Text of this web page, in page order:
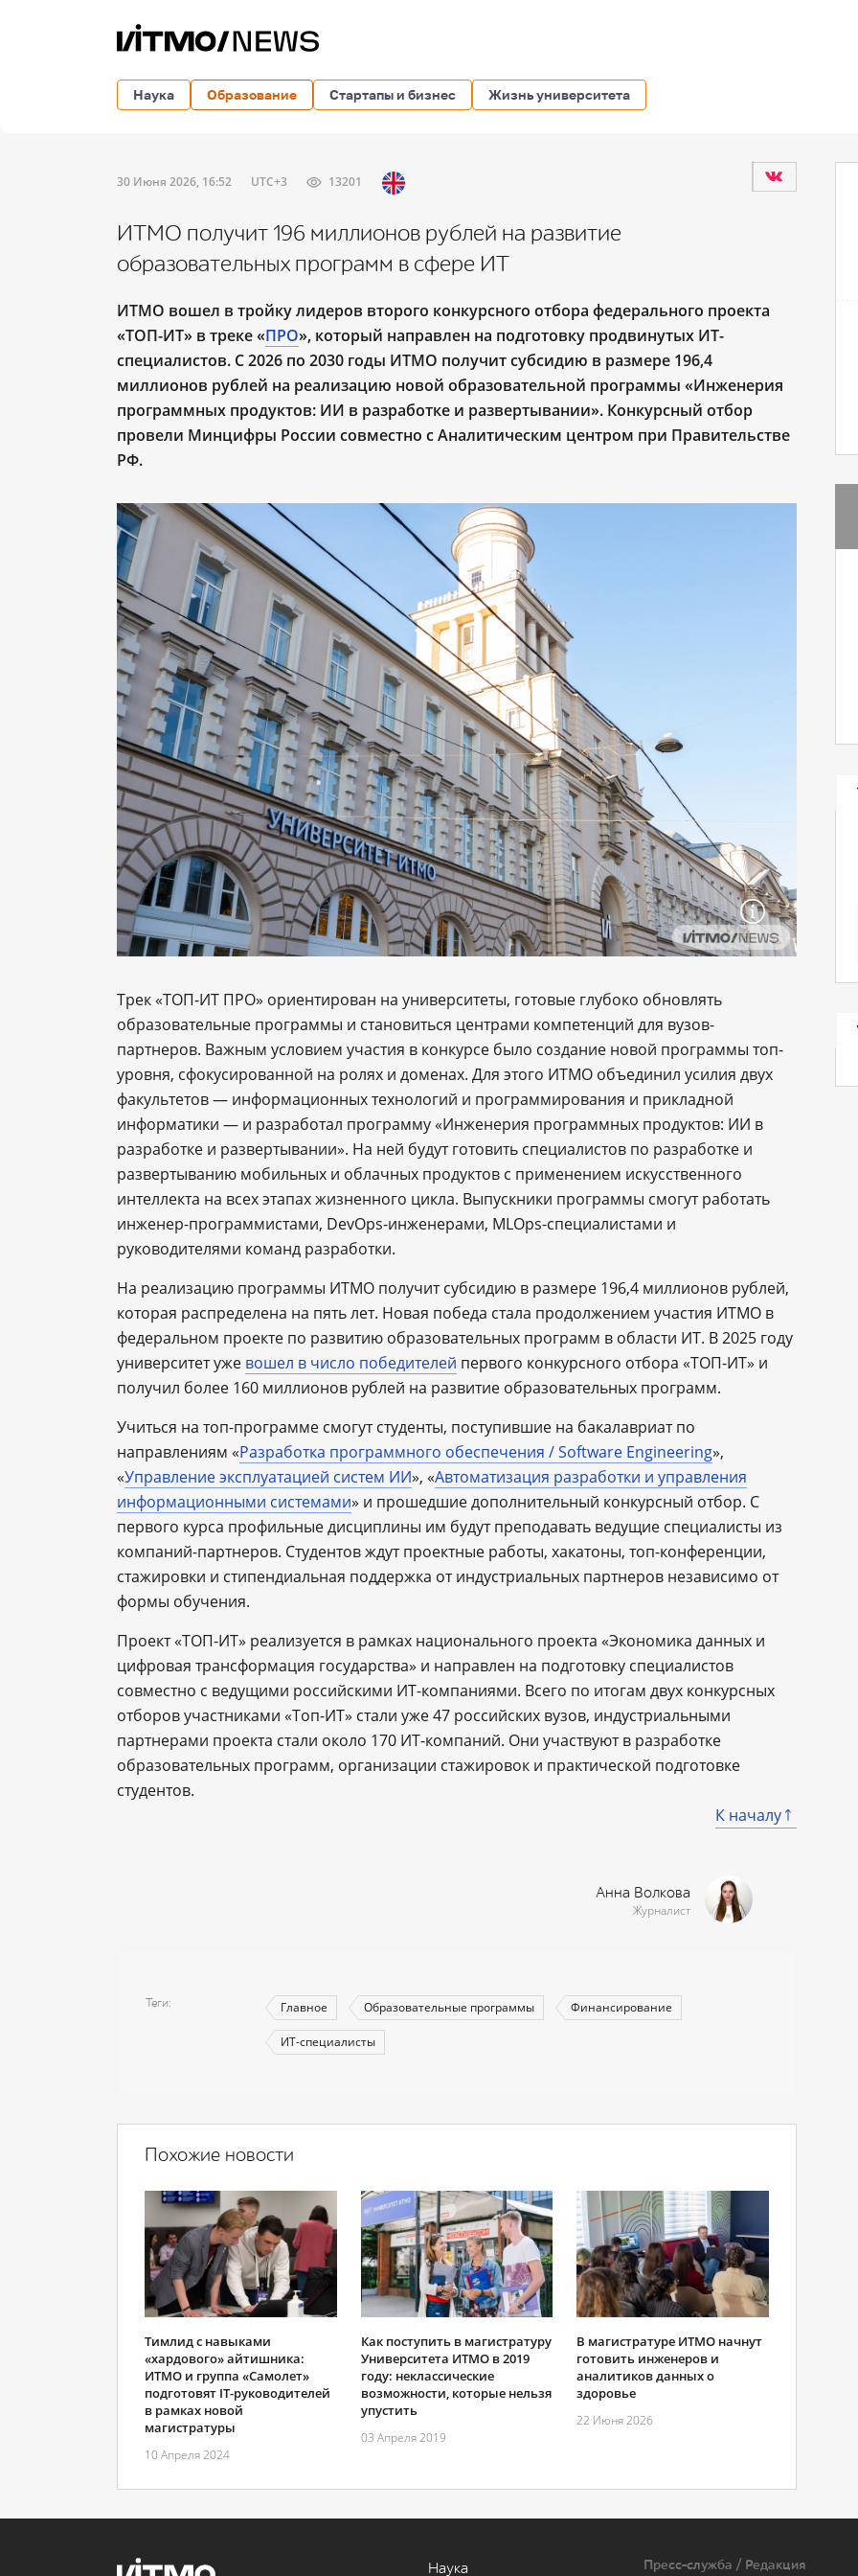
Наука Образование Стартапы и бизнес Жизнь университета
30 Июня 2026, 16:52 UTC+3 13201
ИТМО получит 196 миллионов рублей на развитие
образовательных программ в сфере ИТ
ИТМО вошел в тройку лидеров второго конкурсного отбора федерального проекта
«ТОП-ИТ» в треке «ПРО», который направлен на подготовку продвинутых ИТ-
специалистов. С 2026 по 2030 годы ИТМО получит субсидию в размере 196,4
миллионов рублей на реализацию новой образовательной программы «Инженерия
программных продуктов: ИИ в разработке и развертывании». Конкурсный отбор
провели Минцифры России совместно с Аналитическим центром при Правительстве
РФ.
Трек «ТОП-ИТ ПРО» ориентирован на университеты, готовые глубоко обновлять
образовательные программы и становиться центрами компетенций для вузов-
партнеров. Важным условием участия в конкурсе было создание новой программы топ-
уровня, сфокусированной на ролях и доменах. Для этого ИТМО объединил усилия двух
факультетов — информационных технологий и программирования и прикладной
информатики — и разработал программу «Инженерия программных продуктов: ИИ в
разработке и развертывании». На ней будут готовить специалистов по разработке и
развертыванию мобильных и облачных продуктов с применением искусственного
интеллекта на всех этапах жизненного цикла. Выпускники программы смогут работать
инженер-программистами, DevOps-инженерами, MLOps-специалистами и
руководителями команд разработки.
На реализацию программы ИТМО получит субсидию в размере 196,4 миллионов рублей,
которая распределена на пять лет. Новая победа стала продолжением участия ИТМО в
федеральном проекте по развитию образовательных программ в области ИТ. В 2025 году
университет уже вошел в число победителей первого конкурсного отбора «ТОП-ИТ» и
получил более 160 миллионов рублей на развитие образовательных программ.
Учиться на топ-программе смогут студенты, поступившие на бакалавриат по
направлениям «Разработка программного обеспечения / Software Engineering»,
«Управление эксплуатацией систем ИИ», «Автоматизация разработки и управления
информационными системами» и прошедшие дополнительный конкурсный отбор. С
первого курса профильные дисциплины им будут преподавать ведущие специалисты из
компаний-партнеров. Студентов ждут проектные работы, хакатоны, топ-конференции,
стажировки и стипендиальная поддержка от индустриальных партнеров независимо от
формы обучения.
Проект «ТОП-ИТ» реализуется в рамках национального проекта «Экономика данных и
цифровая трансформация государства» и направлен на подготовку специалистов
совместно с ведущими российскими ИТ-компаниями. Всего по итогам двух конкурсных
отборов участниками «Топ-ИТ» стали уже 47 российских вузов, индустриальными
партнерами проекта стали около 170 ИТ-компаний. Они участвуют в разработке
образовательных программ, организации стажировок и практической подготовке
студентов.
К началу
Анна Волкова
Журналист
Теги Главное Образовательные программы Финансирование
ИТ-специалисты
Похожие новости
Тимлид с навыками
«хардового» айтишника:
ИТМО и группа «Самолет»
подготовят IT-руководителей
в рамках новой
магистратуры
10 Апреля 2024
Как поступить в магистратуру
Университета ИТМО в 2019
году: неклассические
возможности, которые нельзя
упустить
03 Апреля 2019
В магистратуре ИТМО начнут
готовить инженеров и
аналитиков данных о
здоровье
22 Июня 2026
Наука Пресс-служба / Редакция